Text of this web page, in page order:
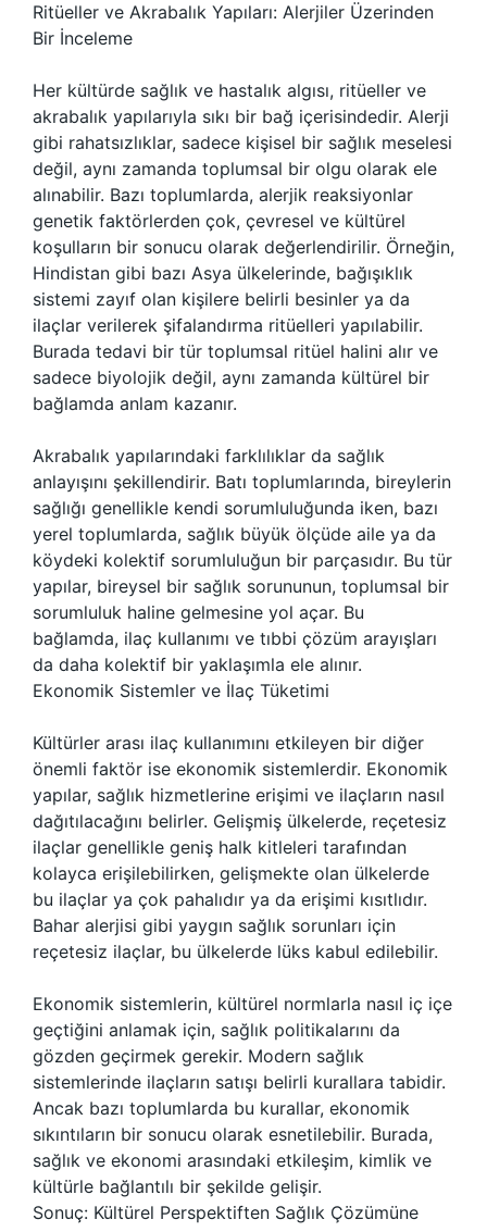
Ritüeller ve Akrabalık Yapıları: Alerjiler Üzerinden
Bir İnceleme
Her kültürde sağlık ve hastalık algısı, ritüeller ve
akrabalık yapılarıyla sıkı bir bağ içerisindedir. Alerji
gibi rahatsızlıklar, sadece kişisel bir sağlık meselesi
değil, aynı zamanda toplumsal bir olgu olarak ele
alınabilir. Bazı toplumlarda, alerjik reaksiyonlar
genetik faktörlerden çok, çevresel ve kültürel
koşulların bir sonucu olarak değerlendirilir. Örneğin,
Hindistan gibi bazı Asya ülkelerinde, bağışıklık
sistemi zayıf olan kişilere belirli besinler ya da
ilaçlar verilerek şifalandırma ritüelleri yapılabilir.
Burada tedavi bir tür toplumsal ritüel halini alır ve
sadece biyolojik değil, aynı zamanda kültürel bir
bağlamda anlam kazanır.
Akrabalık yapılarındaki farklılıklar da sağlık
anlayışını şekillendirir. Batı toplumlarında, bireylerin
sağlığı genellikle kendi sorumluluğunda iken, bazı
yerel toplumlarda, sağlık büyük ölçüde aile ya da
köydeki kolektif sorumluluğun bir parçasıdır. Bu tür
yapılar, bireysel bir sağlık sorununun, toplumsal bir
sorumluluk haline gelmesine yol açar. Bu
bağlamda, ilaç kullanımı ve tıbbi çözüm arayışları
da daha kolektif bir yaklaşımla ele alınır.
Ekonomik Sistemler ve İlaç Tüketimi
Kültürler arası ilaç kullanımını etkileyen bir diğer
önemli faktör ise ekonomik sistemlerdir. Ekonomik
yapılar, sağlık hizmetlerine erişimi ve ilaçların nasıl
dağıtılacağını belirler. Gelişmiş ülkelerde, reçetesiz
ilaçlar genellikle geniş halk kitleleri tarafından
kolayca erişilebilirken, gelişmekte olan ülkelerde
bu ilaçlar ya çok pahalıdır ya da erişimi kısıtlıdır.
Bahar alerjisi gibi yaygın sağlık sorunları için
reçetesiz ilaçlar, bu ülkelerde lüks kabul edilebilir.
Ekonomik sistemlerin, kültürel normlarla nasıl iç içe
geçtiğini anlamak için, sağlık politikalarını da
gözden geçirmek gerekir. Modern sağlık
sistemlerinde ilaçların satışı belirli kurallara tabidir.
Ancak bazı toplumlarda bu kurallar, ekonomik
sıkıntıların bir sonucu olarak esnetilebilir. Burada,
sağlık ve ekonomi arasındaki etkileşim, kimlik ve
kültürle bağlantılı bir şekilde gelişir.
Sonuç: Kültürel Perspektiften Sağlık Çözümüne